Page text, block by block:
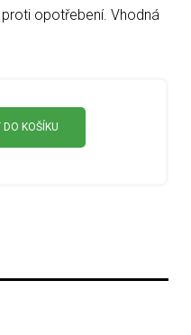
opotřebení. Vhodná
DO KOŠÍKU